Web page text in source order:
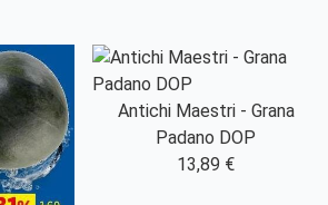
Antichi Maestri - Grana
Padano DOP
13,89 €